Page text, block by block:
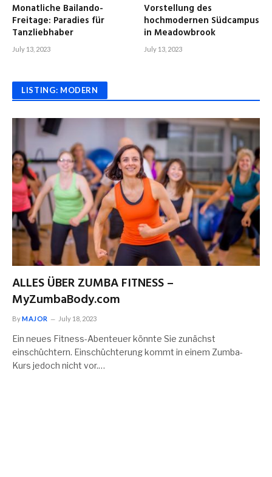
Monatliche Bailando-
Freitage: Paradies für
Tanzliebhaber
July 13, 2023
Vorstellung des
hochmodernen Südcampus
in Meadowbrook
July 13, 2023
LISTING: MODERN
ALLES ÜBER ZUMBA FITNESS –
MyZumbaBody.com
ByMAJOR July 18, 2023
Ein neues Fitness-Abenteuer könnte Sie zunächst
einschüchtern. Einschüchterung kommt in einem Zumba-
Kurs jedoch nicht vor.…